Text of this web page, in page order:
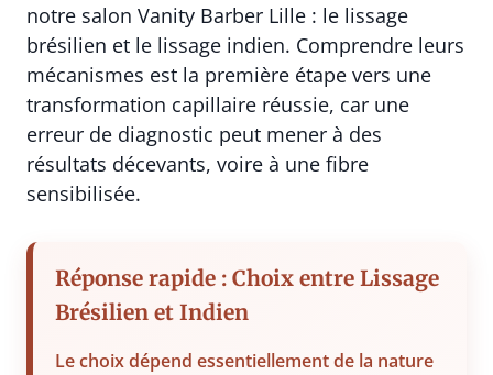
notre salon Vanity Barber Lille : le lissage
brésilien et le lissage indien. Comprendre leurs
mécanismes est la première étape vers une
transformation capillaire réussie, car une
erreur de diagnostic peut mener à des
résultats décevants, voire à une fibre
sensibilisée.
Réponse rapide : Choix entre Lissage
Brésilien et Indien
Le choix dépend essentiellement de la nature